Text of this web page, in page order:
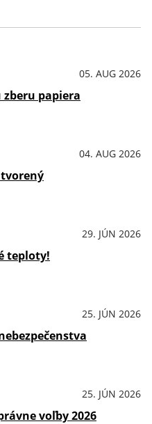
05. AUG 2026
papiera
04. AUG 2026
29. JÚN 2026
teploty!
25. JÚN 2026
25. JÚN 2026
voľby 2026